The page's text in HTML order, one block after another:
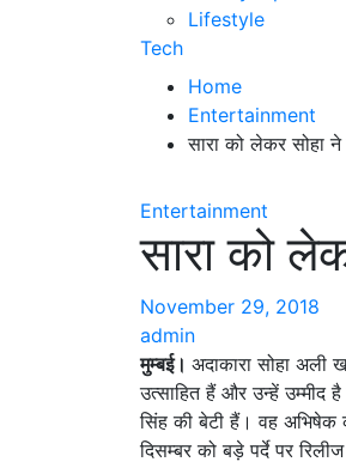
Lifestyle
Tech
Home
Entertainment
सारा को लेकर सोहा
Entertainment
सारा को
November 29, 2018
admin
मुम्बई। अदाकारा सोहा
उत्साहित हैं और उन्हें उम्मीद
सिंह की बेटी हैं। वह अभिषेक
दिसम्बर को बड़े पर्दे पर